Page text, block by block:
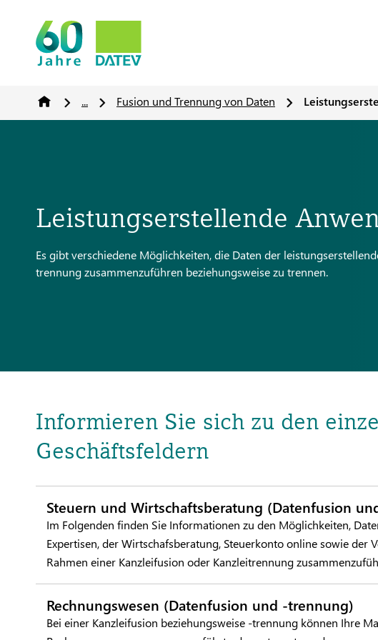
... Fusion und Trennung von Daten
Leistungserstellende
Es gibt verschiedene Möglichkeiten, die Daten der
trennung zusammenzuführen beziehungsweise zu trennen.
Informieren Sie sich zu den
Geschäftsfeldern
Steuern und Wirtschaftsberatung (Datenfusion
Im Folgenden finden Sie Informationen zu den Möglichkeiten,
Expertisen, der Wirtschafsberatung, Steuerkonto online sowie der
Rahmen einer Kanzleifusion oder Kanzleitrennung
Rechnungswesen (Datenfusion und -trennung)
Bei einer Kanzleifusion beziehungsweise -trennung können Ihre